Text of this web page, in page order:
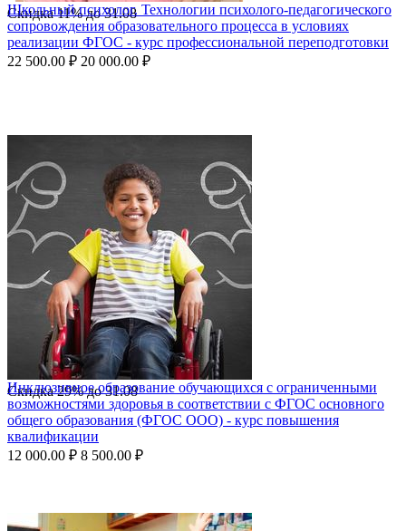
Скидка11%до31.08
Школьный психолог. Технологии психолого-педагогического
сопровождения образовательного процесса в условиях
реализации ФГОС - курс профессиональной переподготовки
22 500.00 ₽ 20 000.00 ₽
Скидка29%до31.08
Инклюзивное образование обучающихся с ограниченными
возможностями здоровья в соответствии с ФГОС основного
общего образования (ФГОС ООО) - курс повышения
квалификации
12 000.00 ₽ 8 500.00 ₽